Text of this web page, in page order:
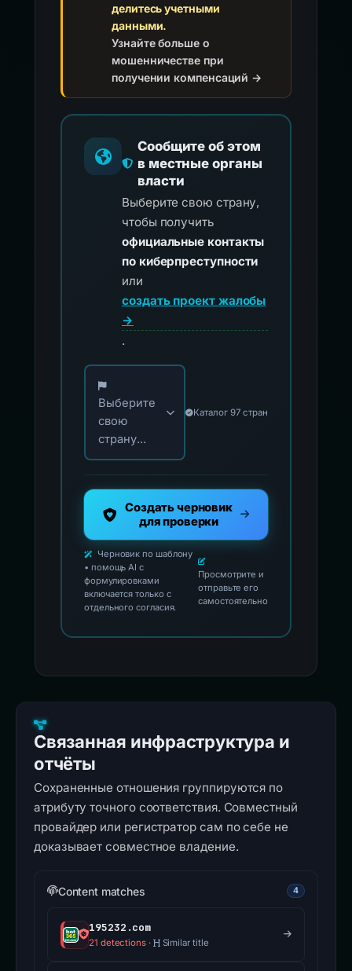
делитесь учетными
данными.
Узнайте больше о
мошенничестве при
получении компенсаций →
Сообщите об этом
в местные органы
власти
Выберите свою страну,
чтобы получить
официальные контакты
по киберпреступности
или
создать проект жалобы
→
.
Выберите свою страну для официальных
Выберите
свою
страну...
Каталог 97 стран
Создать черновик
для проверки
Черновик по шаблону
• помощь AI с
формулировками
включается только с
отдельного согласия.
Просмотрите и
отправьте его
самостоятельно
Связанная инфраструктура и
отчёты
Сохраненные отношения группируются по
атрибуту точного соответствия. Совместный
провайдер или регистратор сам по себе не
доказывает совместное владение.
Content matches 4
195232.com
21 detections· Similar title